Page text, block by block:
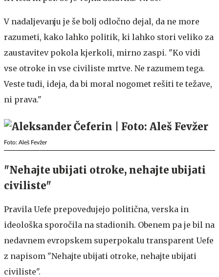
V nadaljevanju je še bolj odločno dejal, da ne more
razumeti, kako lahko politik, ki lahko stori veliko za
zaustavitev pokola kjerkoli, mirno zaspi. "Ko vidi
vse otroke in vse civiliste mrtve. Ne razumem tega.
Veste tudi, ideja, da bi moral nogomet rešiti te težave,
ni prava."
Foto: Aleš Fevžer
"Nehajte ubijati otroke, nehajte ubijati
civiliste"
Pravila Uefe prepovedujejo politična, verska in
ideološka sporočila na stadionih. Obenem pa je bil na
nedavnem evropskem superpokalu transparent Uefe
z napisom "Nehajte ubijati otroke, nehajte ubijati
civiliste".